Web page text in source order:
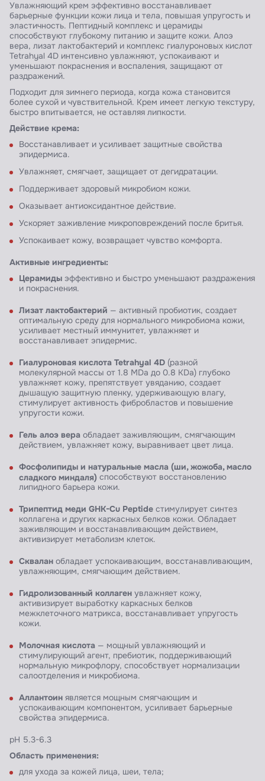
Увлажняющий крем эффективно восстанавливает
барьерные функции кожи лица и тела, повышая упругость и
эластичность. Пептидный комплекс и церамиды
способствуют глубокому питанию и защите кожи. Алоэ
вера, лизат лактобактерий и комплекс гиалуроновых кислот
Tetrahyal 4D интенсивно увлажняют, успокаивают и
уменьшают покраснения и воспаления, защищают от
раздражений.
Подходит для зимнего периода, когда кожа становится
более сухой и чувствительной. Крем имеет легкую текстуру,
быстро впитывается, не оставляя липкости.
Действие крема:
Восстанавливает и усиливает защитные свойства
эпидермиса.
Увлажняет, смягчает, защищает от дегидратации.
Поддерживает здоровый микробиом кожи.
Оказывает антиоксидантное действие.
Ускоряет заживление микроповреждений после бритья.
Успокаивает кожу, возвращает чувство комфорта.
Активные ингредиенты:
Церамиды эффективно и быстро уменьшают раздражения
и покраснения.
Лизат лактобактерий — активный пробиотик, создает
оптимальную среду для нормального микробиома кожи,
усиливает местный иммунитет, увлажняет и
восстанавливает эпидермис.
Гиалуроновая кислота Tetrahyal 4D (разной
молекулярной массы от 1.8 MDa до 0.8 KDa) глубоко
увлажняет кожу, препятствует увяданию, создает
дышащую защитную пленку, удерживающую влагу,
стимулирует активность фибробластов и повышение
упругости кожи.
Гель алоэ вера обладает заживляющим, смягчающим
действием, увлажняет кожу, выравнивает цвет лица.
Фосфолипиды и натуральные масла (ши, жожоба, масло
сладкого миндаля) способствуют восстановлению
липидного барьера кожи.
Трипептид меди GHK-Cu Peptide стимулирует синтез
коллагена и других каркасных белков кожи. Обладает
заживляющим и восстанавливающим действием,
активизирует метаболизм клеток.
Сквалан обладает успокаивающим, восстанавливающим,
увлажняющим, смягчающим действием.
Гидролизованный коллаген увлажняет кожу,
активизирует выработку каркасных белков
межклеточного матрикса, восстанавливает упругость
кожи.
Молочная кислота — мощный увлажняющий и
стимулирующий агент, пребиотик, поддерживающий
нормальную микрофлору, способствует нормализации
салоотделения и микробиома.
Аллантоин является мощным смягчающим и
успокаивающим компонентом, усиливает барьерные
свойства эпидермиса.
pH 5.3-6.3
Область применения:
для ухода за кожей лица, шеи, тела;